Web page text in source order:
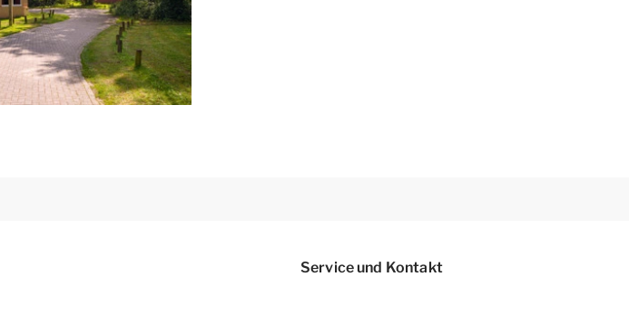
Service und Kontakt